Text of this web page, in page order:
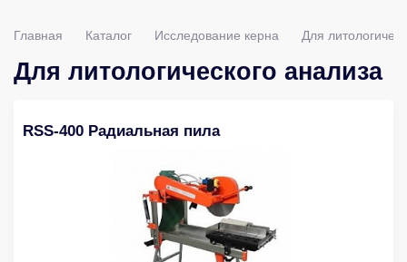
Главная Каталог Исследование керна Для
Для литологического анализа
RSS-400 Радиальная пила